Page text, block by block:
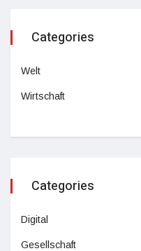
Categories
Welt
Wirtschaft
Categories
Digital
Gesellschaft